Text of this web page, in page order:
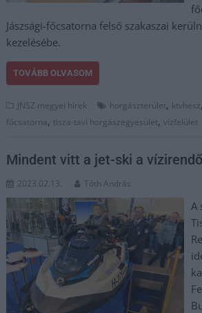
Jászsági-főcsatorna felső szakaszai
kezelésébe.
TOVÁBB OLVASOM
JNSZ megyei hírek horgászterület, ktvhesz,
főcsatorna, tisza-tavi horgászegyesület,vízfelület
Mindent vitt a jet-ski a
2023.02.13. Tóth András
A